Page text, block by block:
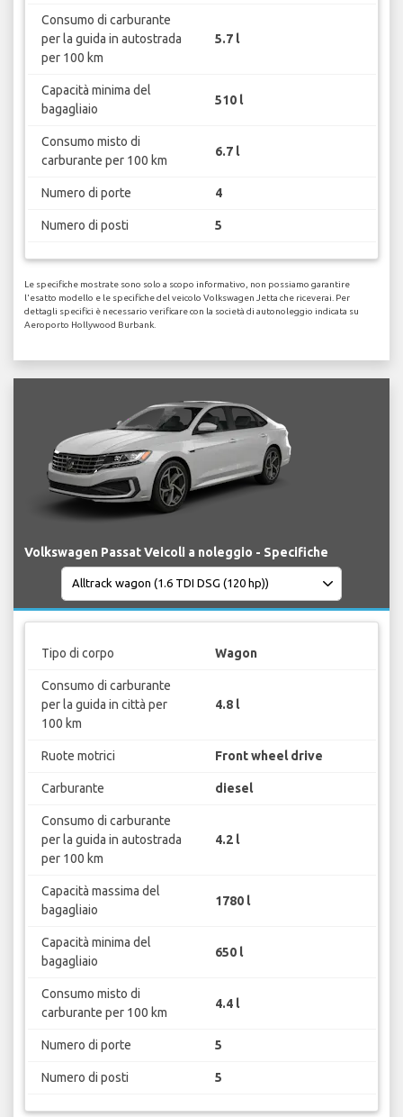
Consumo di carburante
per la guida in autostrada
per 100 km
5.7 l
Capacità minima del
bagagliaio
510 l
Consumo misto di
carburante per 100 km
6.7 l
Numero di porte 4
Numero di posti 5
Le specifiche mostrate sono solo a scopo informativo, non possiamo garantire
l'esatto modello e le specifiche del veicolo Volkswagen Jetta che riceverai. Per
dettagli specifici è necessario verificare con la società di autonoleggio indicata su
Aeroporto Hollywood Burbank.
Volkswagen Passat Veicoli a noleggio - Specifiche
Tipo di corpo Wagon
Consumo di carburante
per la guida in città per
100 km
4.8 l
Ruote motrici Front wheel drive
Carburante diesel
Consumo di carburante
per la guida in autostrada
per 100 km
4.2 l
Capacità massima del
bagagliaio
1780 l
Capacità minima del
bagagliaio
650 l
Consumo misto di
carburante per 100 km
4.4 l
Numero di porte 5
Numero di posti 5